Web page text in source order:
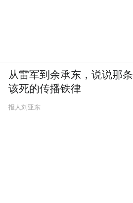
从雷军到余承东，说说那条
该死的传播铁律
报人刘亚东